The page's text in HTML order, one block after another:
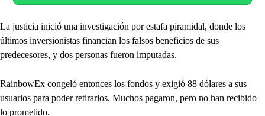
La justicia inició una investigación por estafa piramidal, donde los
últimos inversionistas financian los falsos beneficios de sus
predecesores, y dos personas fueron imputadas.
RainbowEx congeló entonces los fondos y exigió 88 dólares a sus
usuarios para poder retirarlos. Muchos pagaron, pero no han recibido
lo prometido.